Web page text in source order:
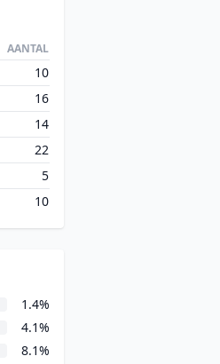
AANTAL
10
16
14
22
5
10
1.4%
4.1%
8.1%